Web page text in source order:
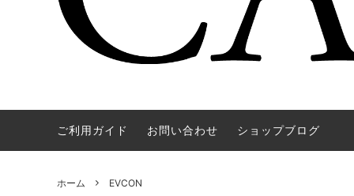
WAREHOUSE & CO. OOE
OUTER TOPS
ご利用ガイド お問い合わせ ショップブログ
ホーム
EVCON